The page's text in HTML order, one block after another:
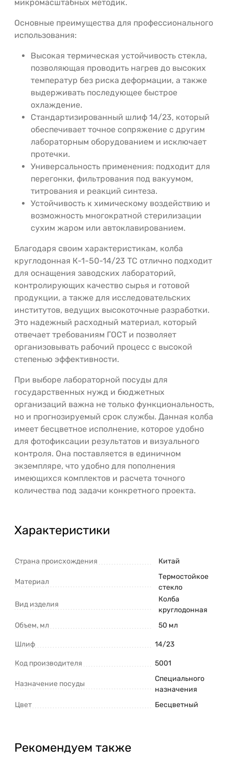
микромасштабных методик.
Основные преимущества для профессионального
использования:
Высокая термическая устойчивость стекла,
позволяющая проводить нагрев до высоких
температур без риска деформации, а также
выдерживать последующее быстрое
охлаждение.
Стандартизированный шлиф 14/23, который
обеспечивает точное сопряжение с другим
лабораторным оборудованием и исключает
протечки.
Универсальность применения: подходит для
перегонки, фильтрования под вакуумом,
титрования и реакций синтеза.
Устойчивость к химическому воздействию и
возможность многократной стерилизации
сухим жаром или автоклавированием.
Благодаря своим характеристикам, колба
круглодонная К-1-50-14/23 ТС отлично подходит
для оснащения заводских лабораторий,
контролирующих качество сырья и готовой
продукции, а также для исследовательских
институтов, ведущих высокоточные разработки.
Это надежный расходный материал, который
отвечает требованиям ГОСТ и позволяет
организовывать рабочий процесс с высокой
степенью эффективности.
При выборе лабораторной посуды для
государственных нужд и бюджетных
организаций важна не только функциональность,
но и прогнозируемый срок службы. Данная колба
имеет бесцветное исполнение, которое удобно
для фотофиксации результатов и визуального
контроля. Она поставляется в единичном
экземпляре, что удобно для пополнения
имеющихся комплектов и расчета точного
количества под задачи конкретного проекта.
Характеристики
Страна происхождения Китай
Материал
Термостойкое
стекло
Вид изделия
Колба
круглодонная
Объем, мл
50 мл
Шлиф 14/23
Код производителя 5001
Назначение посуды
Специального
назначения
Цвет
Бесцветный
Рекомендуем также